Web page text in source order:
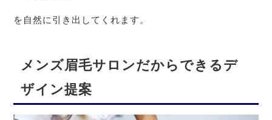
を自然に引き出してくれます。
メンズ眉毛サロンだからできるデ
ザイン提案